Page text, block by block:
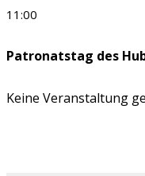
11:00
Patronatstag des
Keine Veranstaltung